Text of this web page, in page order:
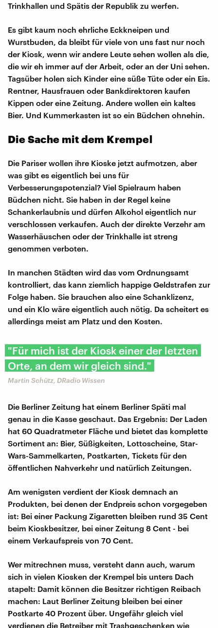
Trinkhallen und Spätis der Republik zu werfen.
Es gibt kaum noch ehrliche Eckkneipen und
Wurstbuden, da bleibt für viele von uns fast nur noch
der Kiosk, wenn wir andere Leute sehen wollen als die,
die wir eh immer auf der Arbeit, oder an der Uni sehen.
Tagsüber holen sich Kinder eine süße Tüte oder ein Eis.
Rentner, Hausfrauen oder Bankdirektoren kaufen
Kippen oder eine Zeitung. Andere wollen ein kaltes
Bier. Und Kummerkasten ist so ein Büdchen ohnehin.
Die Sache mit dem Krempel
Die Pariser wollen ihre Kioske jetzt aufmotzen, aber
was gibt es eigentlich bei uns für
Verbesserungspotenzial? Viel Spielraum haben
Büdchen nicht. Sie haben in der Regel keine
Schankerlaubnis und dürfen Alkohol eigentlich nur
verschlossen verkaufen. Auch der direkte Verzehr am
Wasserhäuschen oder der Trinkhalle ist streng
genommen verboten.
In manchen Städten wird das vom Ordnungsamt
kontrolliert, das kann ziemlich happige Geldstrafen zur
Folge haben. Sie brauchen also eine Schanklizenz,
und ein Klo wäre eigentlich auch nötig. Da scheitert es
allerdings meist am Platz und den Kosten.
"Für mich ist der Kiosk einer der letzten
Orte, an dem wir gleich sind."
Martin Schütz, DRadio Wissen
Die Berliner Zeitung hat einem Berliner Späti mal
genau in die Kasse geschaut. Das Ergebnis: Der Laden
hat 60 Quadratmeter Fläche und bietet das komplette
Sortiment an: Bier, Süßigkeiten, Lottoscheine, Star-
Wars-Sammelkarten, Postkarten, Tickets für den
öffentlichen Nahverkehr und natürlich Zeitungen.
Am wenigsten verdient der Kiosk demnach an
Produkten, bei denen der Endpreis schon vorgegeben
ist: Bei einer Packung Zigaretten bleiben rund 35 Cent
beim Kioskbesitzer, bei einer Zeitung 8 Cent - bei
einem Verkaufspreis von 70 Cent.
Wer mitrechnen muss, versteht dann auch, warum
sich in vielen Kiosken der Krempel bis unters Dach
stapelt: Damit können die Besitzer richtigen Reibach
machen: Laut Berliner Zeitung bleiben bei einer
Postkarte 40 Prozent über. Ungefähr gleich viel
verdienen die Betreiber mit Trashgeschenken wie